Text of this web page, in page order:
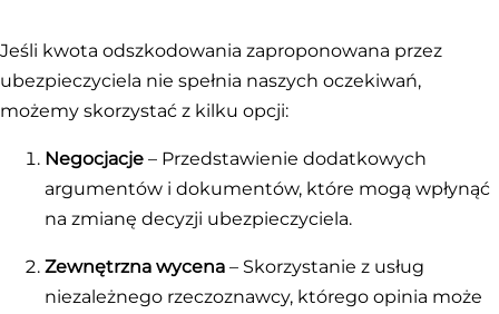
Jeśli kwota odszkodowania zaproponowana przez
ubezpieczyciela nie spełnia naszych oczekiwań,
możemy skorzystać z kilku opcji:
Negocjacje – Przedstawienie dodatkowych
argumentów i dokumentów, które mogą wpłynąć
na zmianę decyzji ubezpieczyciela.
Zewnętrzna wycena – Skorzystanie z usług
niezależnego rzeczoznawcy, którego opinia może